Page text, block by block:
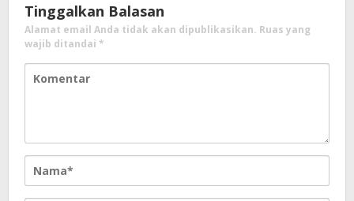
Tinggalkan Balasan
Alamat email Anda tidak akan dipublikasikan. Ruas yang
wajib ditandai *